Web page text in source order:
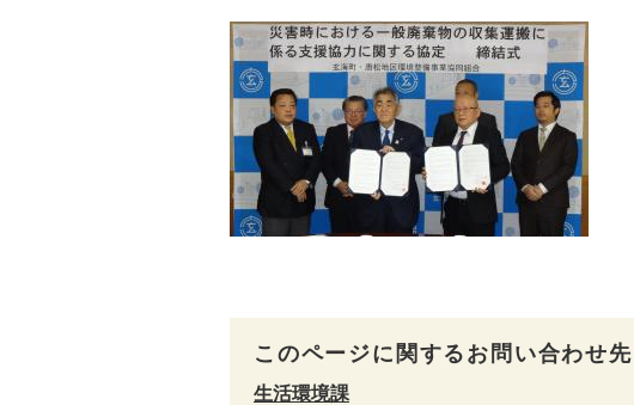
このページに関するお問い合わせ先
生活環境課